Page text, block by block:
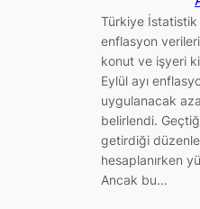
Türkiye İstatistik
enflasyon
konut ve işyeri
Eylül ayı
uygulanacak
belirlendi.
getirdiği
hesaplanırken
Ancak bu…